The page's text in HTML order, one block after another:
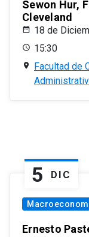
Sewon Hur,
Cleveland
18 de
15:30
Facultad de
5 DIC
Ernesto